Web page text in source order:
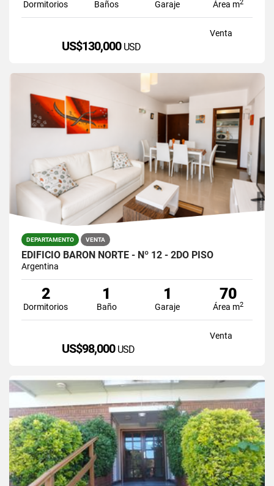
Dormitorios Baños Garaje Área m2
Venta
US$130,000 USD
DEPARTAMENTO VENTA
EDIFICIO BARÓN NORTE - Nº 12 - 2DO PISO
Argentina
2
Dormitorios
1
Baño
1
Garaje
70
Área m2
Venta
US$98,000 USD